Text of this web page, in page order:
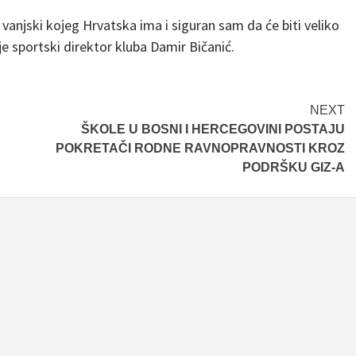
kojeg Hrvatska ima i siguran sam da će biti veliko
sportski direktor kluba Damir Bičanić.
NEXT
ŠKOLE U BOSNI I HERCEGOVINI POSTAJU
POKRETAČI RODNE RAVNOPRAVNOSTI KROZ
PODRŠKU GIZ-A